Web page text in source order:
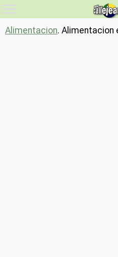
Alimentacion. Alimentacion